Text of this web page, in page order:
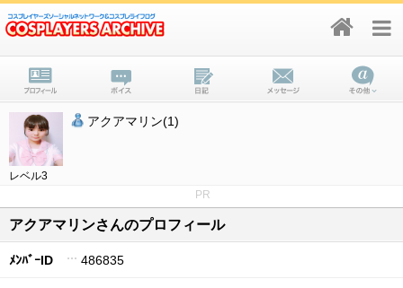
レベル3
アクアマリン(1)
PR
アクアマリンさんのプロフィール
ﾒﾝﾊﾞｰID 486835